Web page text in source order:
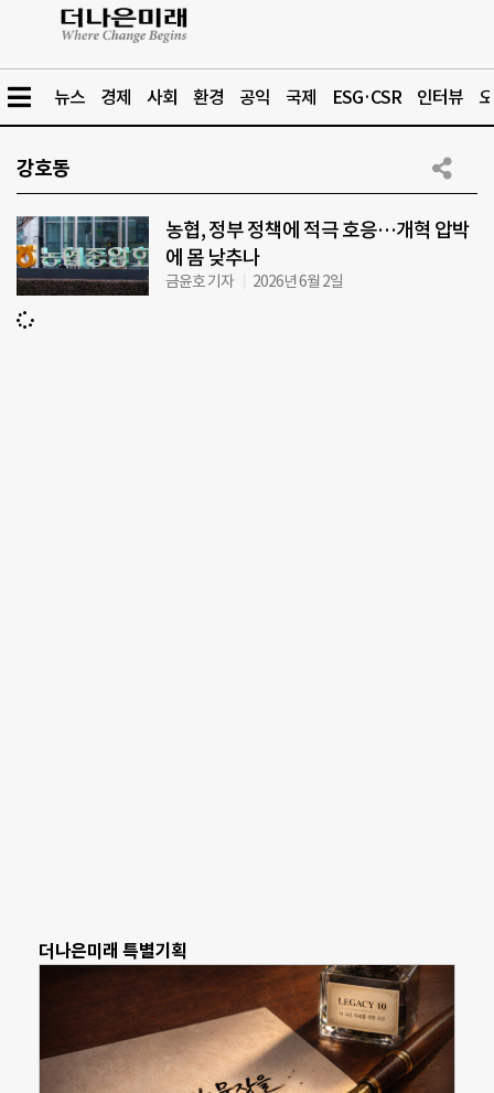
뉴스 경제 사회 환경 공익 국제 ESG·CSR 인터뷰
강호동
농협, 정부 정책에 적극 호응…개혁 압박
에 몸 낮추나
금윤호 기자 2026년 6월 2일
더나은미래 특별기획